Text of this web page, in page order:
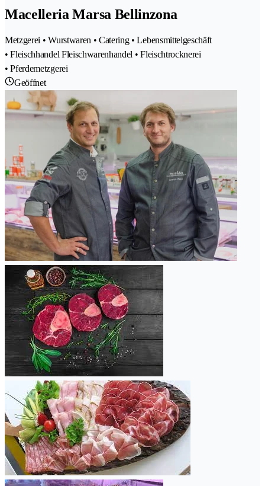
Macelleria Marsa Bellinzona
Metzgerei • Wurstwaren • Catering • Lebensmittelgeschäft
• Fleischhandel Fleischwarenhandel • Fleischtrocknerei
• Pferdemetzgerei
Geöffnet